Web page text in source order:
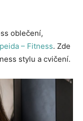
oblečení,
– Fitness. Zde
stylu a cvičení.